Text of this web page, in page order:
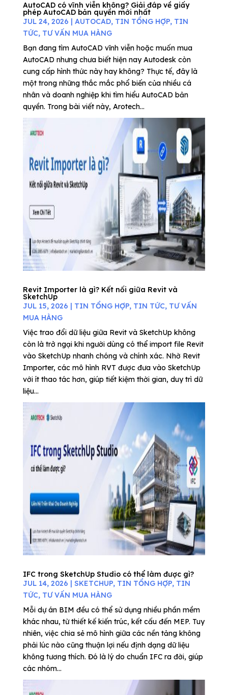
AutoCAD có vĩnh viễn không? Giải đáp về giấy
phép AutoCAD bản quyền mới nhất
JUL 24, 2026 | AUTOCAD, TIN TỔNG HỢP, TIN
TỨC, TƯ VẤN MUA HÀNG
Bạn đang tìm AutoCAD vĩnh viễn hoặc muốn mua
AutoCAD nhưng chưa biết hiện nay Autodesk còn
cung cấp hình thức này hay không? Thực tế, đây là
một trong những thắc mắc phổ biến của nhiều cá
nhân và doanh nghiệp khi tìm hiểu AutoCAD bản
quyền. Trong bài viết này, Arotech...
Revit Importer là gì? Kết nối giữa Revit và
SketchUp
JUL 15, 2026 | TIN TỔNG HỢP, TIN TỨC, TƯ VẤN
MUA HÀNG
Việc trao đổi dữ liệu giữa Revit và SketchUp không
còn là trở ngại khi người dùng có thể import file Revit
vào SketchUp nhanh chóng và chính xác. Nhờ Revit
Importer, các mô hình RVT được đưa vào SketchUp
với ít thao tác hơn, giúp tiết kiệm thời gian, duy trì dữ
liệu...
IFC trong SketchUp Studio có thể làm được gì?
JUL 14, 2026 | SKETCHUP, TIN TỔNG HỢP, TIN
TỨC, TƯ VẤN MUA HÀNG
Mỗi dự án BIM đều có thể sử dụng nhiều phần mềm
khác nhau, từ thiết kế kiến trúc, kết cấu đến MEP. Tuy
nhiên, việc chia sẻ mô hình giữa các nền tảng không
phải lúc nào cũng thuận lợi nếu định dạng dữ liệu
không tương thích. Đó là lý do chuẩn IFC ra đời, giúp
các nhóm...